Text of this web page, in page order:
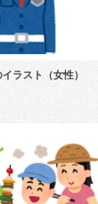
ラスト（女性）